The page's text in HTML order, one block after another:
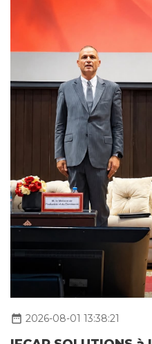
date_range 2026-08-01 13:38:21